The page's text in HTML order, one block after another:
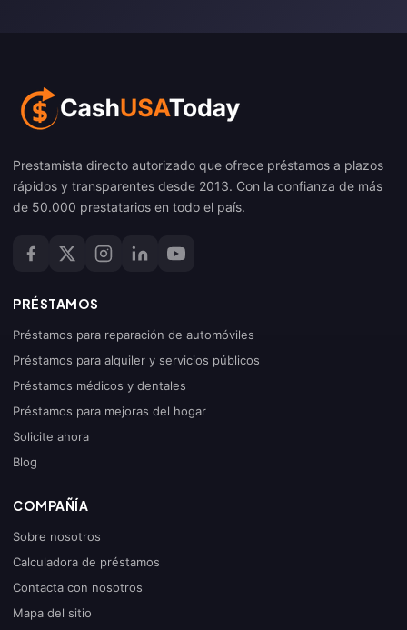
Prestamista directo autorizado que ofrece préstamos a plazos
rápidos y transparentes desde 2013. Con la confianza de más
de 50.000 prestatarios en todo el país.
PRÉSTAMOS
Préstamos para reparación de automóviles
Préstamos para alquiler y servicios públicos
Préstamos médicos y dentales
Préstamos para mejoras del hogar
Solicite ahora
Blog
COMPAÑÍA
Sobre nosotros
Calculadora de préstamos
Contacta con nosotros
Mapa del sitio